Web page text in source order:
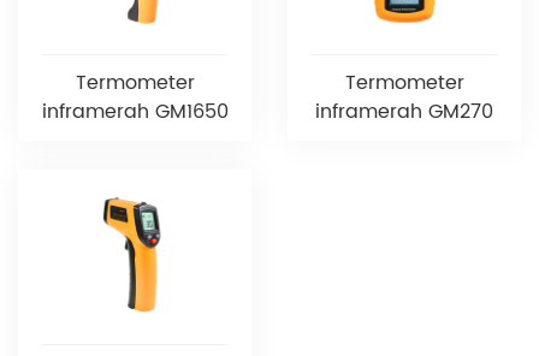
Termometer
inframerah GM1650
Termometer
inframerah GM270